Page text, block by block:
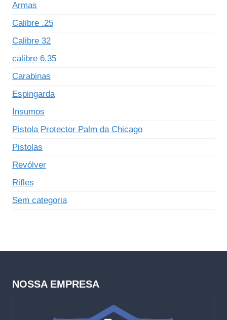
Armas
Calibre .25
Calibre 32
calibre 6.35
Carabinas
Espingarda
Insumos
Pistola Protector Palm da Chicago
Pistolas
Revólver
Rifles
Sem categoria
NOSSA EMPRESA